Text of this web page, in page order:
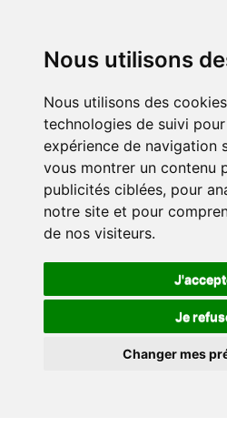
Nous utilisons
Nous utilisons des
technologies de suivi
expérience de navigation
vous montrer un contenu
publicités ciblées, pour
notre site et pour
de nos visiteurs.
Je
Changer mes